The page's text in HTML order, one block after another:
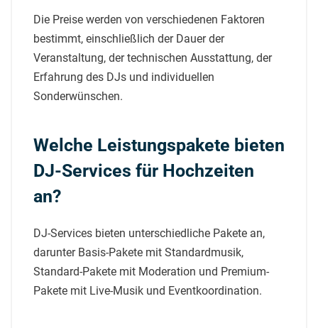
Die Preise werden von verschiedenen Faktoren
bestimmt, einschließlich der Dauer der
Veranstaltung, der technischen Ausstattung, der
Erfahrung des DJs und individuellen
Sonderwünschen.
Welche Leistungspakete bieten
DJ-Services für Hochzeiten
an?
DJ-Services bieten unterschiedliche Pakete an,
darunter Basis-Pakete mit Standardmusik,
Standard-Pakete mit Moderation und Premium-
Pakete mit Live-Musik und Eventkoordination.